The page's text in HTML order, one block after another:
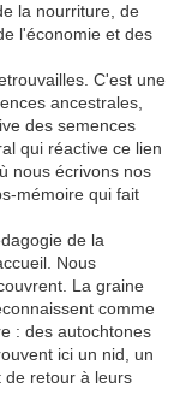
la nourriture, de
l'économie et des
C'est une
ancestrales,
des semences
qui réactive ce lien
nous écrivons nos
mémoire qui fait
de la
Nous
La graine
comme
: des autochtones
ici un nid, un
de retour à leurs